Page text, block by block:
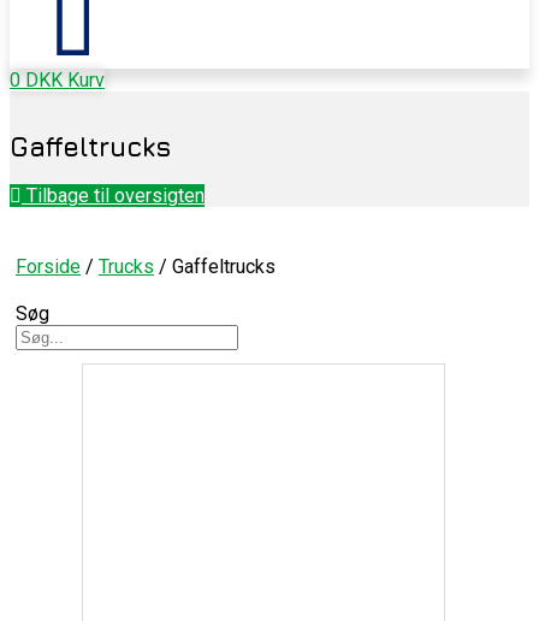
0 DKK Kurv
Gaffeltrucks
Tilbage til oversigten
Forside / Trucks / Gaffeltrucks
Søg